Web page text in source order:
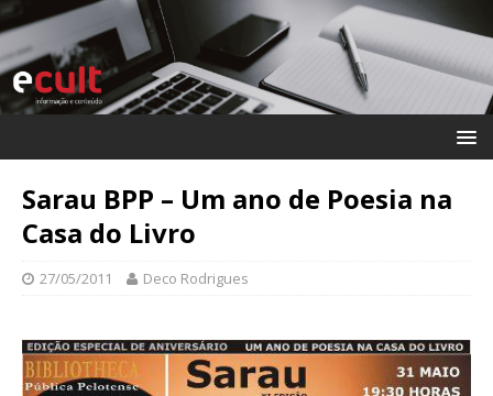
Sarau BPP – Um ano de Poesia na
Casa do Livro
27/05/2011 Deco Rodrigues